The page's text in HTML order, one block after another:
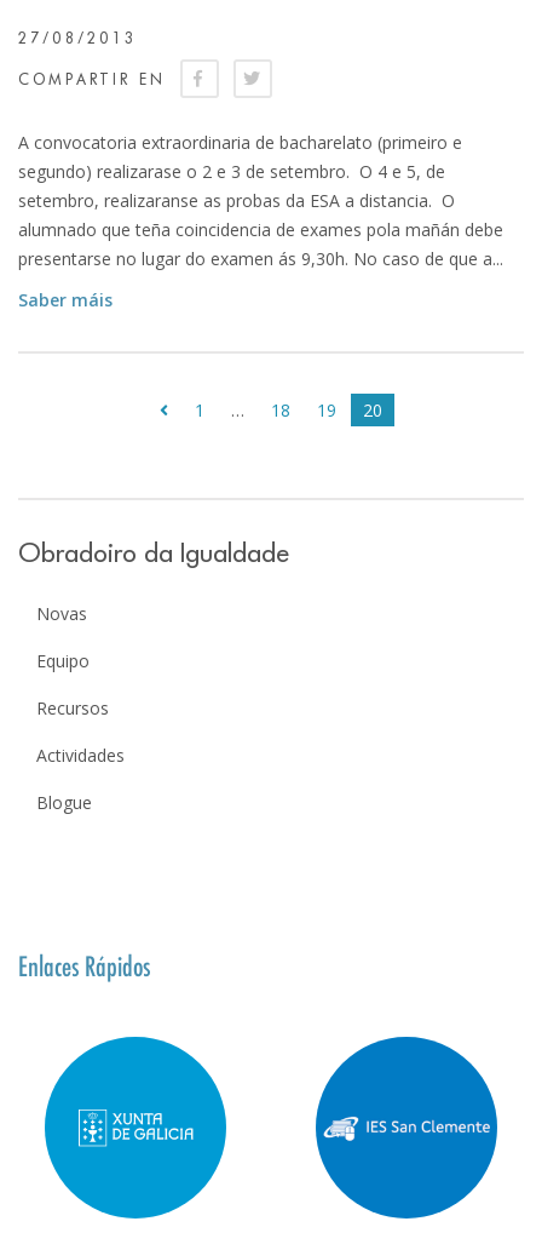
27/08/2013
COMPARTIR EN
A convocatoria extraordinaria de bacharelato (primeiro e
segundo) realizarase o 2 e 3 de setembro. O 4 e 5, de
setembro, realizaranse as probas da ESA a distancia. O
alumnado que teña coincidencia de exames pola mañán debe
presentarse no lugar do examen ás 9,30h. No caso de que a...
Saber máis
1 … 18 19 20
Obradoiro da Igualdade
Novas
Equipo
Recursos
Actividades
Blogue
Enlaces Rápidos